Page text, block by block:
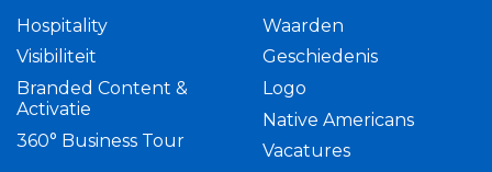
Hospitality
Visibiliteit
Branded Content &
Activatie
360° Business Tour
Waarden
Geschiedenis
Logo
Native Americans
Vacatures